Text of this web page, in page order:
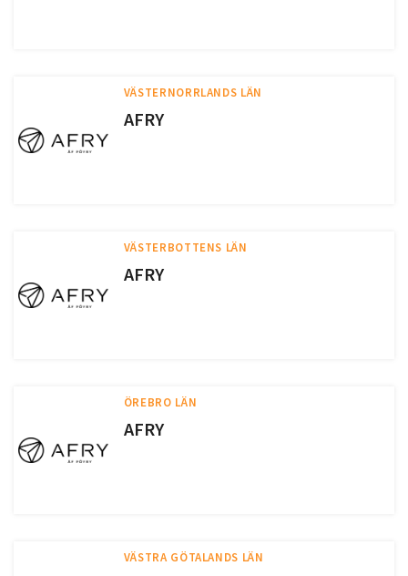
VÄSTERNORRLANDS LÄN
AFRY
VÄSTERBOTTENS LÄN
AFRY
ÖREBRO LÄN
AFRY
VÄSTRA GÖTALANDS LÄN